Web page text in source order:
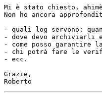
Mi è stato chiesto,
Non ho ancora
- quali log servono:
- dove devo archiviarli
- come posso
- chi potrà fare le
- ecc.
Grazie,